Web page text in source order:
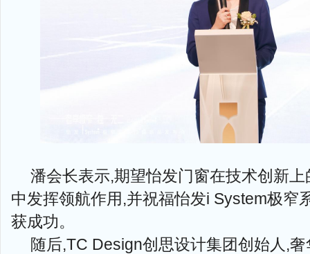
潘会长表示,期望怡发门窗在技术创新
中发挥领航作用,并祝福怡发i System极窄
获成功。
随后,TC Design创思设计集团创始人,